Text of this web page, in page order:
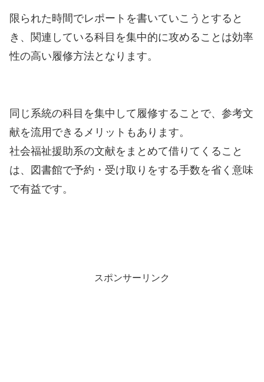
限られた時間でレポートを書いていこうとすると
き、関連している科目を集中的に攻めることは効率
性の高い履修方法となります。
同じ系統の科目を集中して履修することで、参考文
献を流用できるメリットもあります。
社会福祉援助系の文献をまとめて借りてくること
は、図書館で予約・受け取りをする手数を省く意味
で有益です。
スポンサーリンク